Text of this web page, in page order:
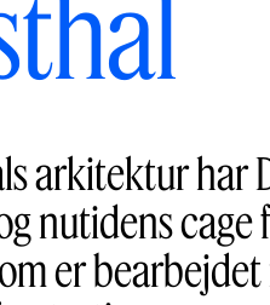
arkitektur har
nutidens
er bearbejdet